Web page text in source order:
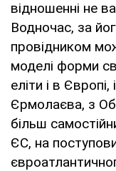
відношенні не
Водночас, за
провідником
моделі форми
еліти і в
Єрмолаєва, з
більш
ЄС, на